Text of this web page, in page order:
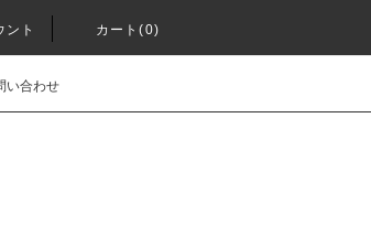
ント カート(0)
い合わせ